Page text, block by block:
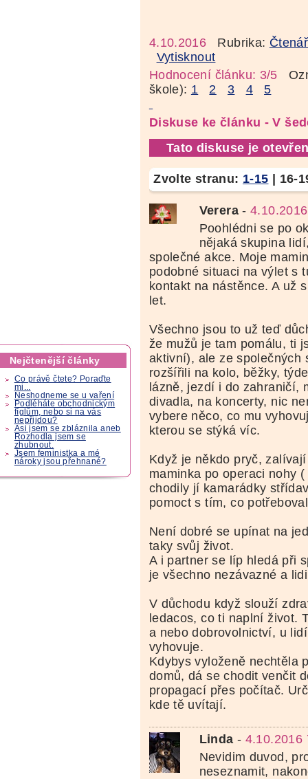
Nejčtenější články
Co právě čtete? Poraďte
mi...
Neshodneme se u vaření
Podléháte obchodnickým
fíglům, nebo si na vás
nepřijdou?
Asi jsem se zbláznila aneb
Rozhodla jsem se
zhubnout.
Jsem feministka a mé
nároky jsou přehnané?
4.10.2016 Rubrika:
Vytisknout
Hodnocení článku: 3/5
škole): 1 2 3 4 5
Diskuse ke článku - V
Tato diskuse je
Zvolte stranu: 1-15 | 16-
Verera-
Poohlédni se po
nějaká skupina
společné akce. Moje
podobné situaci na výlet s
kontakt na nástěnce. A už
let.
Všechno jsou to už teď
že mužů je tam pomálu, ti
aktivní), ale ze společných
rozšířili na kolo, běžky,
lázně, jezdí i do zahraničí,
divadla, na koncerty, nic
vybere něco, co mu
kterou se stýká víc.
Když je někdo pryč,
maminka po operaci nohy
chodily jí kamarádky
pomoct s tím, co
Není dobré se upínat na
taky svůj život.
A i partner se líp hledá při
je všechno nezávazné a
V důchodu když slouží
ledacos, co ti naplní život.
a nebo dobrovolnictví, u
vyhovuje.
Kdybys vyloženě nechtěla
domů, dá se chodit venčit
propagací přes počítač.
kde tě uvítají.
Linda - 4.10.2016
Nevidim duvod,
neseznamit,